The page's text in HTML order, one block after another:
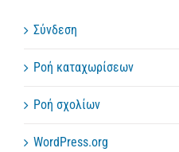
Σύνδεση
Ροή καταχωρίσεων
Ροή σχολίων
WordPress.org